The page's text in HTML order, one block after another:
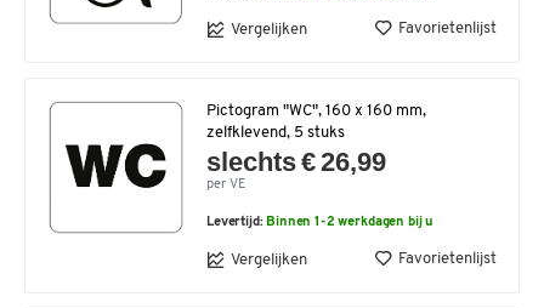
Vergelijken Favorietenlijst
Pictogram "WC", 160 x 160 mm,
zelfklevend, 5 stuks
slechts € 26,99
per VE
Levertijd: Binnen 1-2 werkdagen bij u
Vergelijken Favorietenlijst